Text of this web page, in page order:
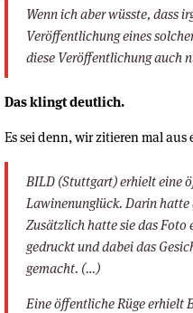
Wenn ich aber wüsste, dass
Veröffentlichung eines
diese Veröffentlichung auch
Das klingt deutlich.
Es sei denn, wir zitieren mal
BILD (Stuttgart) erhielt eine
Lawinenunglück. Darin hatte
Zusätzlich hatte sie das Foto
gedruckt und dabei das
gemacht. (…)
Eine öffentliche Rüge erhielt